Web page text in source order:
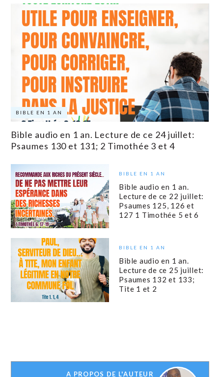
BIBLE EN 1 AN
Bible audio en 1 an. Lecture de ce 24 juillet:
Psaumes 130 et 131; 2 Timothée 3 et 4
BIBLE EN 1 AN
Bible audio en 1 an.
Lecture de ce 22 juillet:
Psaumes 125, 126 et
127 1 Timothée 5 et 6
BIBLE EN 1 AN
Bible audio en 1 an.
Lecture de ce 25 juillet:
Psaumes 132 et 133;
Tite 1 et 2
A PROPOS DE L'AUTEUR